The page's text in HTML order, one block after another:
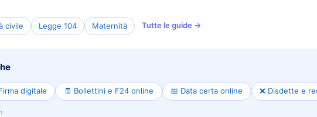
civile Legge 104 Maternità Tutte le guide →
digitale 🧾 Bollettini e F24 online 📅 Data certa online ❌ Disdette e